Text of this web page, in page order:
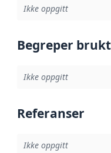
Ikke oppgitt
Begreper
Ikke oppgitt
Referanser
Ikke oppgitt